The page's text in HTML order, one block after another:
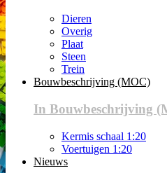
Dieren
Overig
Plaat
Steen
Trein
Bouwbeschrijving (MOC)
In Bouwbeschrijving
Kermis schaal 1:20
Voertuigen 1:20
Nieuws